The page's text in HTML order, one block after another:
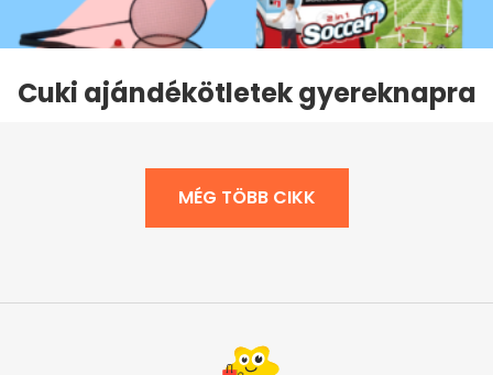
Cuki ajándékötletek gyereknapra
MÉG TÖBB CIKK